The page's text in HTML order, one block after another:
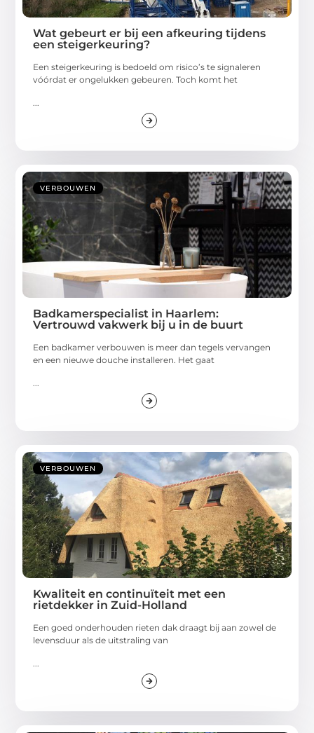
Wat gebeurt er bij een afkeuring tijdens
een steigerkeuring?
Een steigerkeuring is bedoeld om risico’s te signaleren
vóórdat er ongelukken gebeuren. Toch komt het
VERBOUWEN
Badkamerspecialist in Haarlem:
Vertrouwd vakwerk bij u in de buurt
Een badkamer verbouwen is meer dan tegels vervangen
en een nieuwe douche installeren. Het gaat
VERBOUWEN
Kwaliteit en continuïteit met een
rietdekker in Zuid-Holland
Een goed onderhouden rieten dak draagt bij aan zowel de
levensduur als de uitstraling van